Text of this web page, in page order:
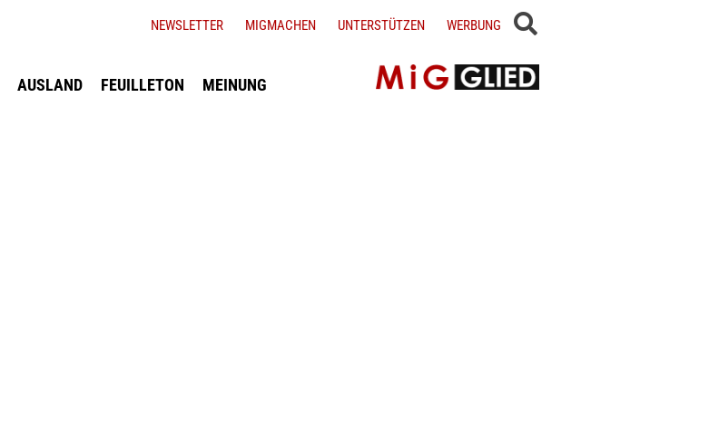
AUSLAND FEUILLETON MEINUNG
NEWSLETTER MIGMACHEN UNTERSTÜTZEN WERBUNG